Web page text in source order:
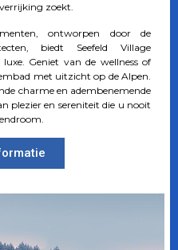
zoekt.
ontworpen door de
biedt Seefeld Village
Geniet van de wellness of
met uitzicht op de Alpen.
charme en adembenemende
plezier en sereniteit die u nooit